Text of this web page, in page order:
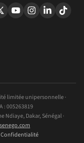
limitée unipersonnelle ·
: 005263819
Ndiaye, Dakar, Sénégal ·
Confidentialité